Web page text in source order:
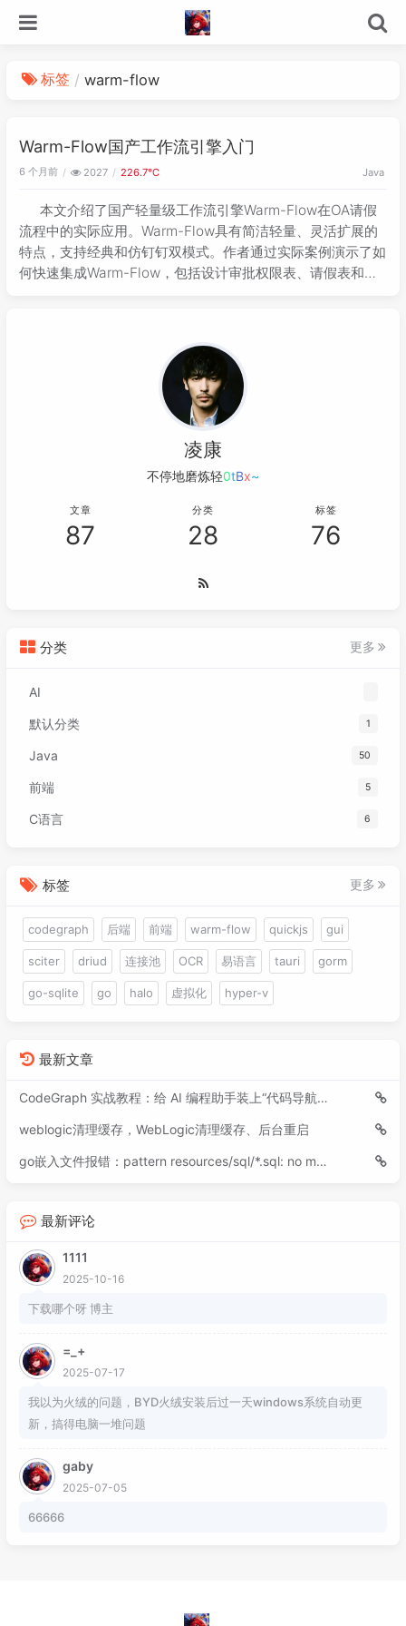
标签 warm-flow
Warm-Flow国产工作流引擎入门
6 个月前 2027 226.7℃ Java
本文介绍了国产轻量级工作流引擎Warm-Flow在OA请假
流程中的实际应用。Warm-Flow具有简洁轻量、灵活扩展的
特点，支持经典和仿钉钉双模式。作者通过实际案例演示了如
何快速集成Warm-Flow，包括设计审批权限表、请假表和流
用，适合国内开发者的需求。
凌康
不停地磨炼轻易_4o"8
文章
87
分类
28
标签
76
分类 更多
AI
默认分类 1
Java 50
前端 5
C语言 6
标签 更多
codegraph 后端 前端 warm-flow quickjs gui
sciter driud 连接池 OCR 易语言 tauri gorm
go-sqlite go halo 虚拟化 hyper-v
最新文章
CodeGraph 实战教程：给 AI 编程助手装上“代码导航仪”
weblogic清理缓存，WebLogic清理缓存、后台重启
go嵌入文件报错：pattern resources/sql/*.sql: no matching files found
最新评论
1111
2025-10-16
下载哪个呀 博主
=_+
2025-07-17
我以为火绒的问题，BYD火绒安装后过一天windows系统自动更
新，搞得电脑一堆问题
gaby
2025-07-05
66666